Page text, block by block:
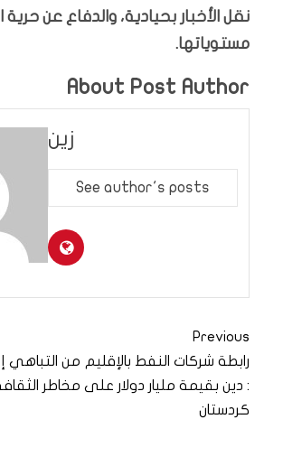
نقل الأخبار بحيادية، والدفاع عن
مستوياتها.
About Post Author
زين
See author's posts
Previous
رابطة شركات النفط بالإقليم
: دين بقيمة مليار دولار على
كردستان
من التباهي
مخاطر